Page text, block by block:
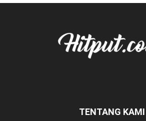
TENTANG KAMI